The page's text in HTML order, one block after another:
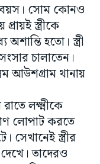
সোম কোনও
স্ত্রীকে
হতো। স্ত্রী
চালাতেন।
আউশগ্রাম থানায়
লক্ষ্মীকে
লোপাট করতে
সেখানেই স্ত্রীর
তাদেরও